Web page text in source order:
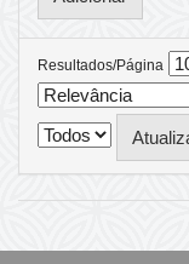
Resultados/Página